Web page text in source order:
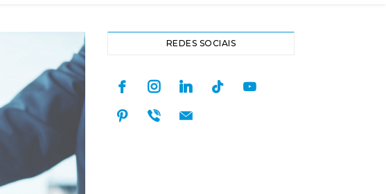
REDES SOCIAIS
facebookinstagramlinkedintiktok youtube
pinterest
viber mail